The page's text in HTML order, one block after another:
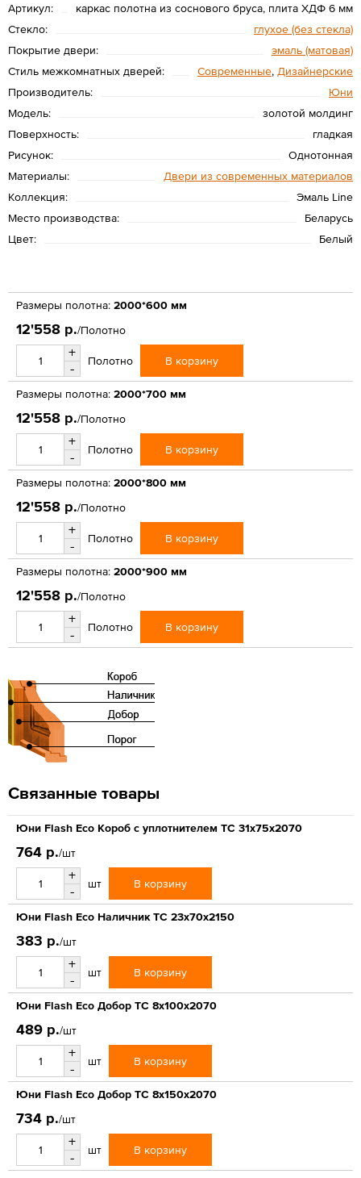
Артикул:
каркас полотна из соснового бруса, плита ХДФ 6 мм
Стекло:
глухое (без стекла)
Покрытие двери:
эмаль (матовая)
Стиль межкомнатных дверей:
Современные, Дизайнерские
Производитель:
Юни
Модель:
золотой молдинг
Поверхность:
гладкая
Рисунок:
Однотонная
Материалы:
Двери из современных материалов
Коллекция:
Эмаль Line
Место производства:
Беларусь
Цвет:
Белый
Размеры полотна: 2000*600 мм
12'558 р./Полотно
+
-
Полотно В корзину
Размеры полотна: 2000*700 мм
12'558 р./Полотно
+
-
Полотно В корзину
Размеры полотна: 2000*800 мм
12'558 р./Полотно
+
-
Полотно В корзину
Размеры полотна: 2000*900 мм
12'558 р./Полотно
+
-
Полотно В корзину
Связанные товары
Юни Flash Eco Короб с уплотнителем ТС 31x75x2070
764 р./шт
+
-
шт В корзину
Юни Flash Eco Наличник ТС 23x70x2150
383 р./шт
+
-
шт В корзину
Юни Flash Eco Добор ТС 8x100x2070
489 р./шт
+
-
шт В корзину
Юни Flash Eco Добор ТС 8x150x2070
734 р./шт
+
-
шт В корзину